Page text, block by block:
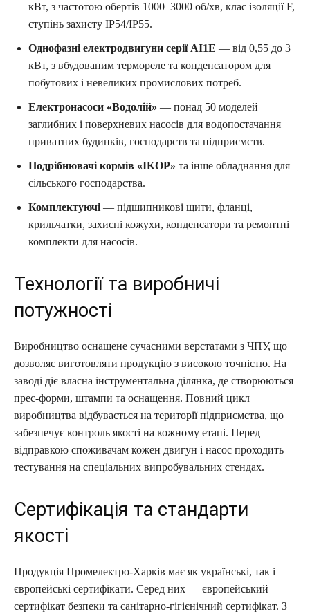
кВт, з частотою обертів 1000–3000 об/хв, клас ізоляції F,
ступінь захисту IP54/IP55.
Однофазні електродвигуни серії АІ1Е — від 0,55 до 3
кВт, з вбудованим термореле та конденсатором для
побутових і невеликих промислових потреб.
Електронасоси «Водолій» — понад 50 моделей
заглибних і поверхневих насосів для водопостачання
приватних будинків, господарств та підприємств.
Подрібнювачі кормів «ІКОР» та інше обладнання для
сільського господарства.
Комплектуючі — підшипникові щити, фланці,
крильчатки, захисні кожухи, конденсатори та ремонтні
комплекти для насосів.
Технології та виробничі
потужності
Виробництво оснащене сучасними верстатами з ЧПУ, що
дозволяє виготовляти продукцію з високою точністю. На
заводі діє власна інструментальна ділянка, де створюються
прес-форми, штампи та оснащення. Повний цикл
виробництва відбувається на території підприємства, що
забезпечує контроль якості на кожному етапі. Перед
відправкою споживачам кожен двигун і насос проходить
тестування на спеціальних випробувальних стендах.
Сертифікація та стандарти
якості
Продукція Промелектро-Харків має як українські, так і
європейські сертифікати. Серед них — європейський
сертифікат безпеки та санітарно-гігієнічний сертифікат. З